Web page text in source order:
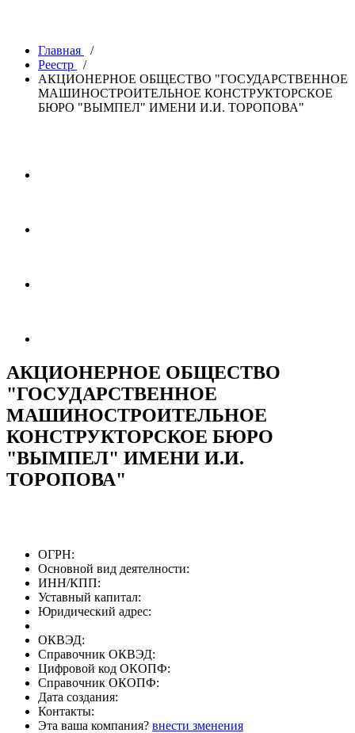
Главная
/
Реестр
/
АКЦИОНЕРНОЕ ОБЩЕСТВО "ГОСУДАРСТВЕННОЕ
МАШИНОСТРОИТЕЛЬНОЕ КОНСТРУКТОРСКОЕ
БЮРО "ВЫМПЕЛ" ИМЕНИ И.И. ТОРОПОВА"
АКЦИОНЕРНОЕ ОБЩЕСТВО
"ГОСУДАРСТВЕННОЕ
МАШИНОСТРОИТЕЛЬНОЕ
КОНСТРУКТОРСКОЕ БЮРО
"ВЫМПЕЛ" ИМЕНИ И.И.
ТОРОПОВА"
ОГРН:
Основной вид деятелности:
ИНН/КПП:
Уставный капитал:
Юридический адрес:
ОКВЭД:
Справочник ОКВЭД:
Цифровой код ОКОПФ:
Справочник ОКОПФ:
Дата создания:
Контакты:
Эта ваша компания? внести зменения